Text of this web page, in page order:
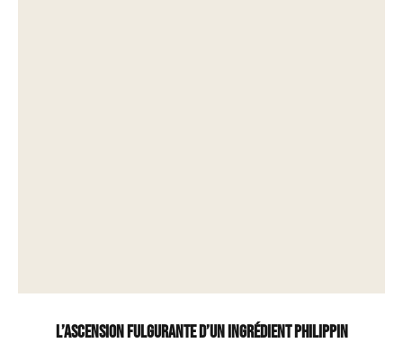
L’ascension fulgurante d’un ingrédient philippin